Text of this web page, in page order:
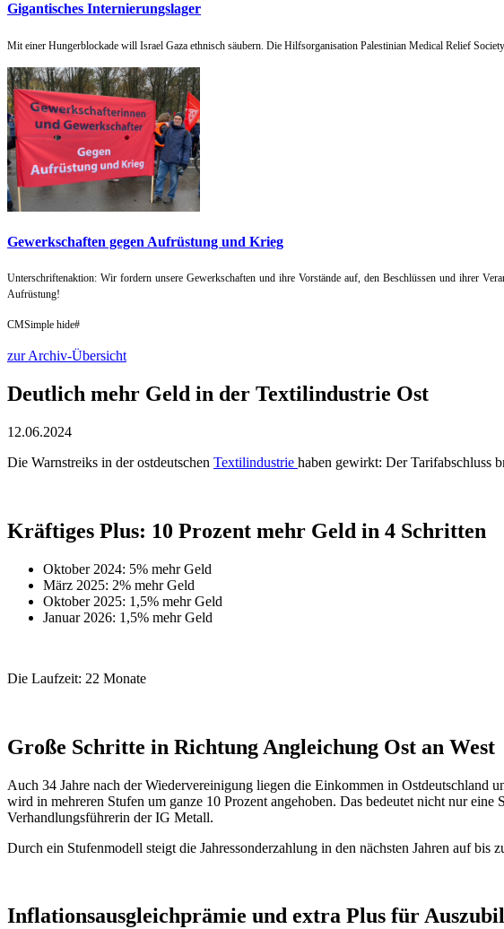
Gigantisches Internierungslager
Mit einer Hungerblockade will Israel Gaza ethnisch säubern. Die Hilfsorganisation Palestinian Medical Relief
Gewerkschaften gegen Aufrüstung und Krieg
Unterschriftenaktion: Wir fordern unsere Gewerkschaften und ihre Vorstände auf, den Beschlüssen und ihrer
Aufrüstung!
CMSimple hide#
zur Archiv-Übersicht
Deutlich mehr Geld in der Textilindustrie Ost
12.06.2024
Die Warnstreiks in der ostdeutschen Textilindustrie haben gewirkt: Der Tarifabschluss
Kräftiges Plus: 10 Prozent mehr Geld in 4 Schritten
Oktober 2024: 5% mehr Geld
März 2025: 2% mehr Geld
Oktober 2025: 1,5% mehr Geld
Januar 2026: 1,5% mehr Geld
Die Laufzeit: 22 Monate
Große Schritte in Richtung Angleichung Ost an West
Auch 34 Jahre nach der Wiedervereinigung liegen die Einkommen in Ostdeutschland
wird in mehreren Stufen um ganze 10 Prozent angehoben. Das bedeutet nicht nur
Verhandlungsführerin der IG Metall.
Durch ein Stufenmodell steigt die Jahressonderzahlung in den nächsten Jahren auf bis
Inflationsausgleichprämie und extra Plus für